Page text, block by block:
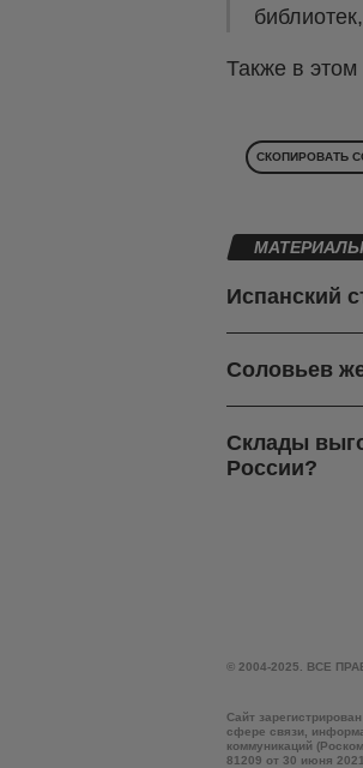
Также в
СКОПИРОВАТЬ
Испанский
Соловьев
Склады
России?
© 2004-2025. ВСЕ
Сайт
сфере связи,
коммуникаций
81209 от 30 июня